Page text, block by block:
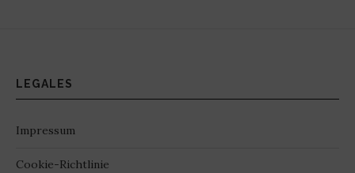
LEGALES
Impressum
Cookie-Richtlinie